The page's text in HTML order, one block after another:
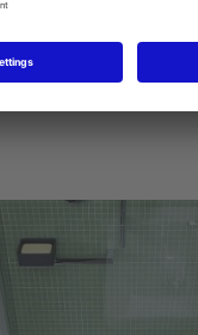
Sprchové systémy